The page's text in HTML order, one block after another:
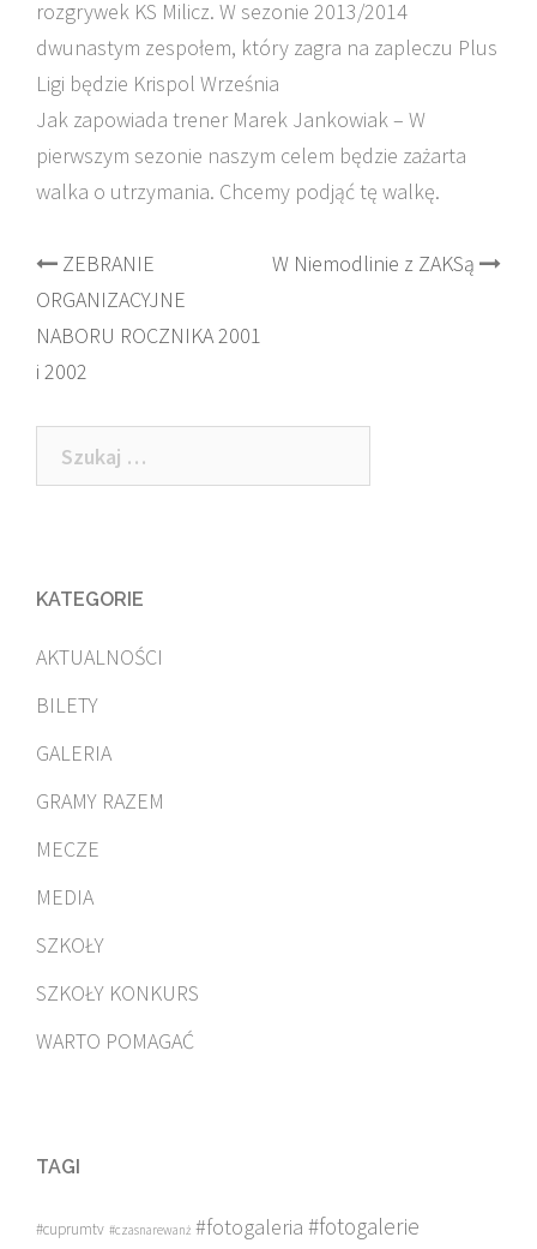
rozgrywek KS Milicz. W sezonie 2013/2014
dwunastym zespołem, który zagra na zapleczu Plus
Ligi będzie Krispol Września
Jak zapowiada trener Marek Jankowiak – W
pierwszym sezonie naszym celem będzie zażarta
walka o utrzymania. Chcemy podjąć tę walkę.
Post
navigation
ZEBRANIE
ORGANIZACYJNE
NABORU ROCZNIKA 2001
i 2002
W Niemodlinie z ZAKSą
Szukaj:
KATEGORIE
AKTUALNOŚCI
BILETY
GALERIA
GRAMY RAZEM
MECZE
MEDIA
SZKOŁY
SZKOŁY KONKURS
WARTO POMAGAĆ
TAGI
#cuprumtv #czasnarewanż #fotogaleria #fotogalerie